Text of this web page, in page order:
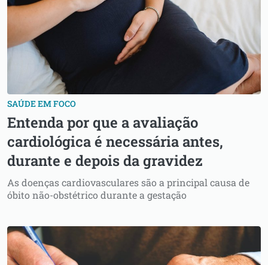
SAÚDE EM FOCO
Entenda por que a avaliação
cardiológica é necessária antes,
durante e depois da gravidez
As doenças cardiovasculares são a principal causa de
óbito não-obstétrico durante a gestação